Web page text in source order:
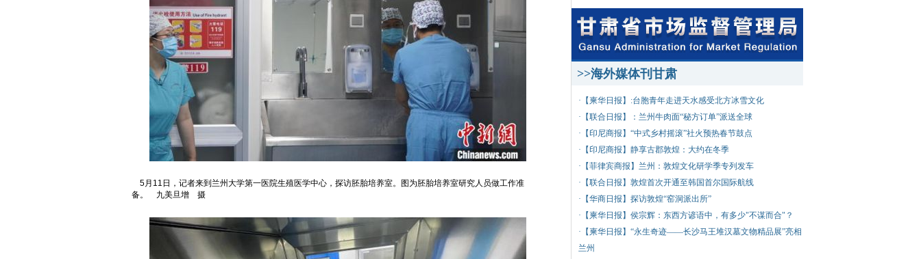
5月11日，记者来到兰州大学第一医院生殖医学中心，探访胚胎培养室。图为胚胎培养室研究人员做工作准
备。 九美旦增 摄
>>海外媒体刊甘肃
· 【柬华日报】:台胞青年走进天水感受北方冰雪文化
· 【联合日报】：兰州牛肉面“秘方订单”派送全球
· 【印尼商报】“中式乡村摇滚”社火预热春节鼓点
· 【印尼商报】静享古郡敦煌：大约在冬季
· 【菲律宾商报】兰州：敦煌文化研学季专列发车
· 【联合日报】敦煌首次开通至韩国首尔国际航线
· 【华商日报】探访敦煌“窑洞派出所”
· 【柬华日报】侯宗辉：东西方谚语中，有多少"不谋而合"？
· 【柬华日报】“永生奇迹——长沙马王堆汉墓文物精品展”亮相
兰州